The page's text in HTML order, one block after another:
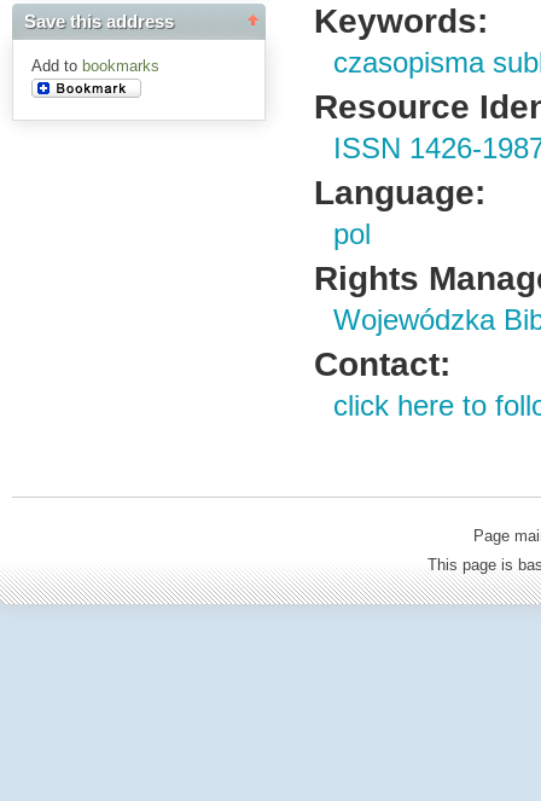
Save this address
Add to bookmarks
Keywords:
czasopisma
Resource
ISSN 1426-
Language:
pol
Rights
Wojewódzka
Contact:
click here to
Page
This page is